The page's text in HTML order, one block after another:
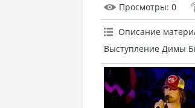
Просмотры: 0
Описание
Выступление Димы